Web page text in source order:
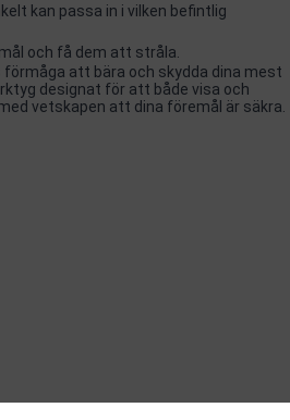
kan passa in i vilken befintlig
och få dem att stråla.
att bära och skydda dina mest
designat för att både visa och
vetskapen att dina föremål är säkra.